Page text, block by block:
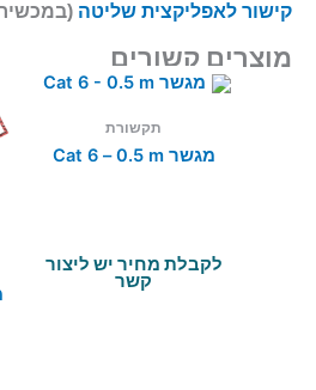
קישור לאפליקצית שליטה
מוצרים קשורים
תקשורת
מגשר Cat 6 – 0.5 m
לקבלת מחיר יש ליצור
קשר